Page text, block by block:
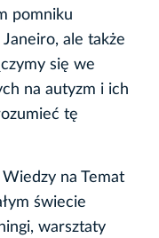
pomniku
ale także
się we
na autyzm i ich
tę
na Temat
świecie
warsztaty